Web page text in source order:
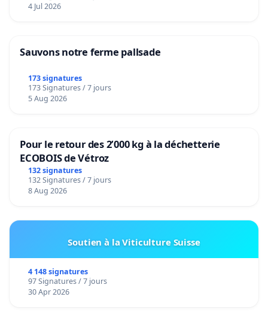
4 Jul 2026
Sauvons notre ferme pallsade
173 signatures
173 Signatures / 7 jours
5 Aug 2026
Pour le retour des 2’000 kg à la déchetterie
ECOBOIS de Vétroz
132 signatures
132 Signatures / 7 jours
8 Aug 2026
Soutien à la Viticulture Suisse
4 148 signatures
97 Signatures / 7 jours
30 Apr 2026